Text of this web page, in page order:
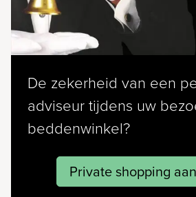
De zekerheid van een
adviseur tijdens uw
beddenwinkel?
Private shopping